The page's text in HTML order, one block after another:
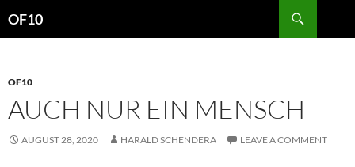
OF10
OF10
AUCH NUR EIN MENSCH
AUGUST 28, 2020 HARALD SCHENDERA LEAVE A COMMENT